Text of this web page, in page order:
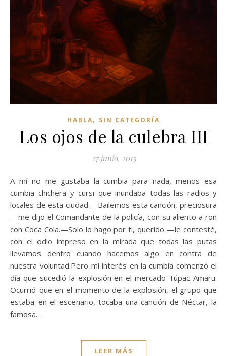
HABLA, SIN CATEGORÍA
Los ojos de la culebra III
27 junio, 2015
A mí no me gustaba la cumbia para nada, menos esa
cumbia chichera y cursi que inundaba todas las radios y
locales de esta ciudad.—Bailemos esta canción, preciosura
—me dijo el Comandante de la policía, con su aliento a ron
con Coca Cola.—Solo lo hago por ti, querido —le contesté,
con el odio impreso en la mirada que todas las putas
llevamos dentro cuando hacemos algo en contra de
nuestra voluntad.Pero mi interés en la cumbia comenzó el
día que sucedió la explosión en el mercado Túpac Amaru.
Ocurrió que en el momento de la explosión, el grupo que
estaba en el escenario, tocaba una canción de Néctar, la
famosa…
LEER MÁS